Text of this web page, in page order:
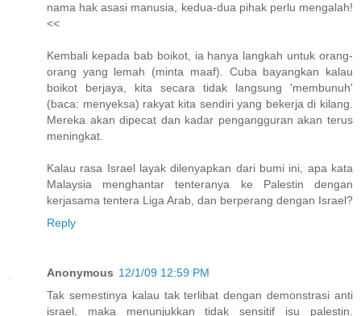
nama hak asasi manusia, kedua-dua pihak perlu mengalah!
<<
Kembali kepada bab boikot, ia hanya langkah untuk orang-
orang yang lemah (minta maaf). Cuba bayangkan kalau
boikot berjaya, kita secara tidak langsung 'membunuh'
(baca: menyeksa) rakyat kita sendiri yang bekerja di kilang.
Mereka akan dipecat dan kadar pengangguran akan terus
meningkat.
Kalau rasa Israel layak dilenyapkan dari bumi ini, apa kata
Malaysia menghantar tenteranya ke Palestin dengan
kerjasama tentera Liga Arab, dan berperang dengan Israel?
Reply
Anonymous 12/1/09 12:59 PM
Tak semestinya kalau tak terlibat dengan demonstrasi anti
israel, maka menunjukkan tidak sensitif isu palestin.